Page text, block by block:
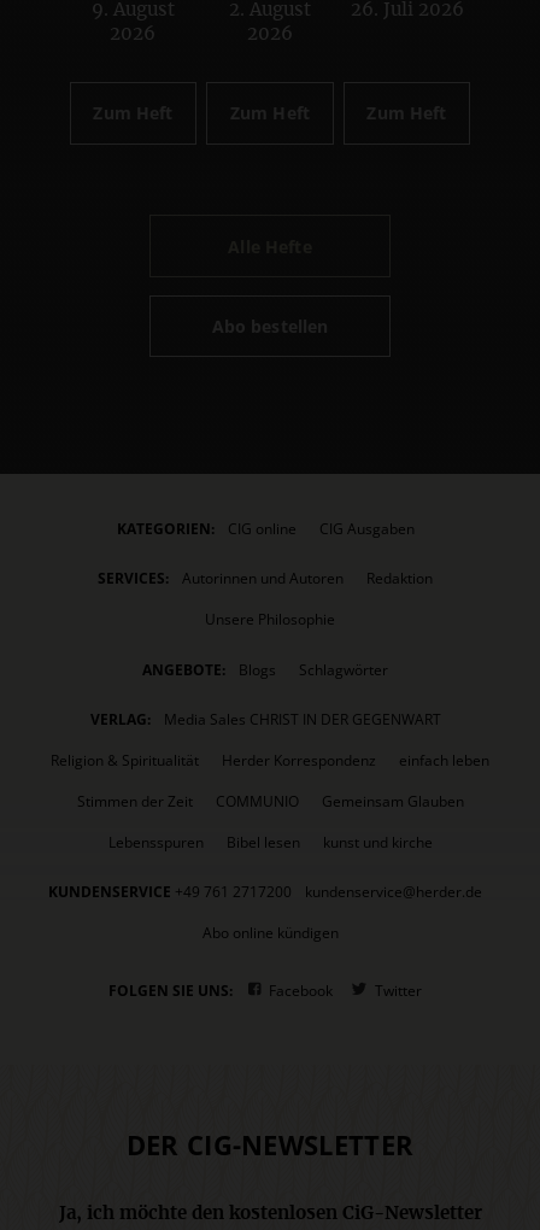
:
9. August
2026
Zum Heft
:
2. August
2026
Zum Heft
:
26. Juli 2026
Zum Heft
Abo bestellen
KATEGORIEN: CIG online CIG Ausgaben
SERVICES: Autorinnen und Autoren
Redaktion
Unsere Philosophie
ANGEBOTE: Blogs Schlagwörter
VERLAG:
Media Sales CHRIST IN DER GEGENWART
Religion & Spiritualität
Herder Korrespondenz
einfach leben
Stimmen der Zeit
COMMUNIO
Gemeinsam Glauben
Lebensspuren
Bibel lesen kunst und kirche
KUNDENSERVICE +49 761 2717200
kundenservice@herder.de
Abo online kündigen
FOLGEN SIE UNS: Facebook Twitter
DER CIG-NEWSLETTER
Ja, ich möchte den kostenlosen CiG-Newsletter